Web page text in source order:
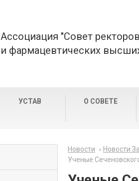
Ассоциация "Совет
и фармацевтических
УСТАВ О СОВЕТЕ
Новости
Новости
Ученые